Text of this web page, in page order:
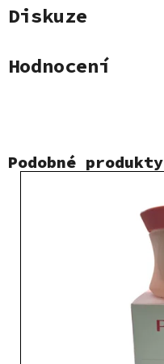
Diskuze
Hodnocení
Podobné produkty